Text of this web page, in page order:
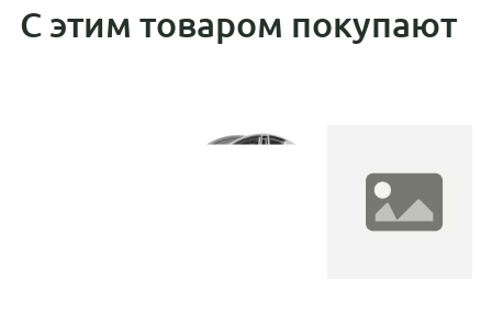
С этим товаром покупают